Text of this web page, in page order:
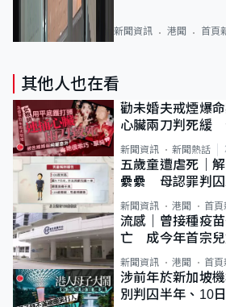
新聞資訊 港聞 首頁
其他人也在看
勸未婚夫戒煙爆
心臟兩刀判死緩
新聞資訊 新聞熱話
五歲童遭虐死｜
纍纍 母認罪判
類案最惡劣
新聞資訊 港聞 首頁
流感｜曾接種疫
亡 成今年首宗兒
新聞資訊 港聞 首頁
涉前年於新加坡
別判囚半年、10日